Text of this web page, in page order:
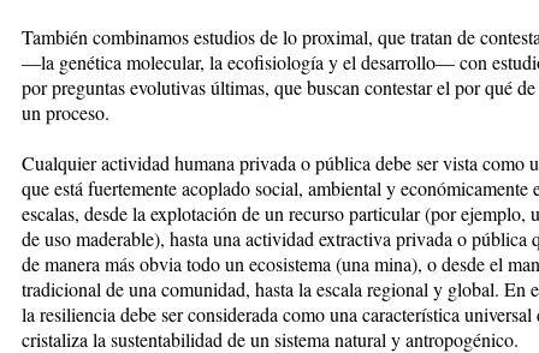
También combinamos estudios de lo proximal, que tratan de
—la genética molecular, la ecofisiología y el desarrollo— con
por preguntas evolutivas últimas, que buscan contestar el por qué
un proceso.
Cualquier actividad humana privada o pública debe ser vista como
que está fuertemente acoplado social, ambiental y económicamente
escalas, desde la explotación de un recurso particular (por ejemplo,
de uso maderable), hasta una actividad extractiva privada o pública
de manera más obvia todo un ecosistema (una mina), o desde el
tradicional de una comunidad, hasta la escala regional y global. En
la resiliencia debe ser considerada como una característica universal
cristaliza la sustentabilidad de un sistema natural y antropogénico.